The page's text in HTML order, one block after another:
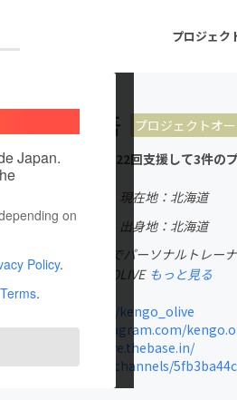
プロジェク
ト 注目のリターン 注目
音楽
ガジェット
ゲーム・サ
チャレンジ
域活性化
Japan.
on
Policy.
.
古寺健吾
プロジェクトオ
これまでに22回支援して3件の
現在地：北海道
出身国：日本
出身地：北海道
北海道札幌市でパーソナルトレー
年6月に「Be OLIVE もっと見る
note.com/kengo_olive
www.instagram.com/
kengoolive.thebase.in/
stand.fm/channels/